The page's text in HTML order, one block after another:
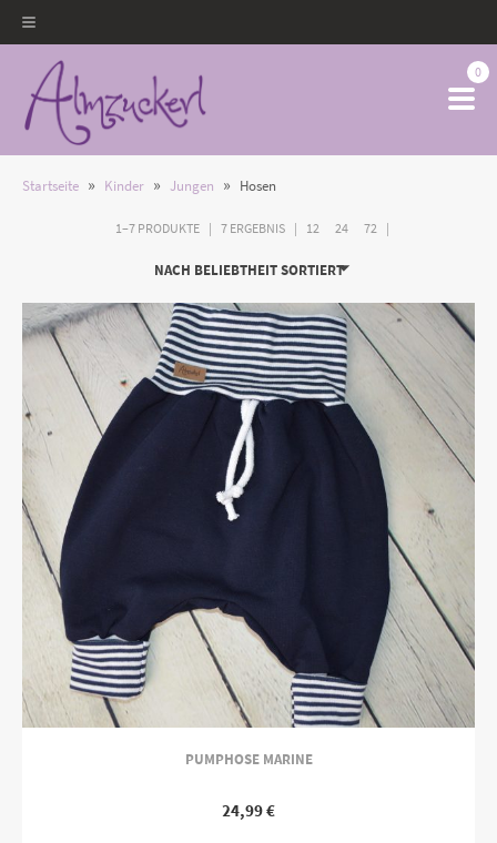
0
Startseite » Kinder » Jungen » Hosen
1–7 PRODUKTE 7 ERGEBNIS 12 24 72
NACH BELIEBTHEIT SORTIERT
PUMPHOSE MARINE
24,99€